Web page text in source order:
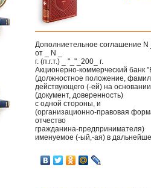
Дополниетельное соглашение N
от _ N _
г. (п.г.т.) _ "_"_200_ г.
Акционерно-коммерческий
(должностное положение,
действующего (-ей) на
(документ, доверенность)
с одной стороны, и
(организационно-правовая
отчество
гражданина-предпринимателя)
именуемое (-ый,-ая) в